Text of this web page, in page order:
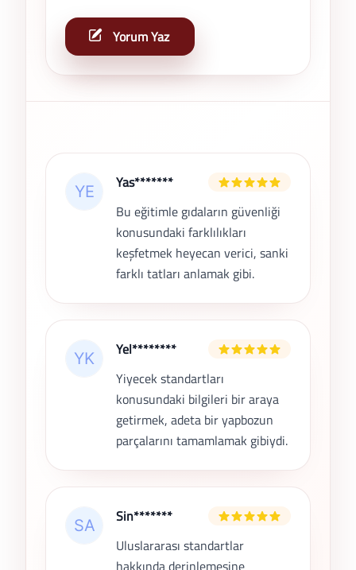
Yorum Yaz
Son Yorumlar
Yas*******
Bu eğitimle gıdaların güvenliği
konusundaki farklılıkları
keşfetmek heyecan verici, sanki
farklı tatları anlamak gibi.
Yel********
Yiyecek standartları
konusundaki bilgileri bir araya
getirmek, adeta bir yapbozun
parçalarını tamamlamak gibiydi.
Sin*******
Uluslararası standartlar
hakkında derinlemesine